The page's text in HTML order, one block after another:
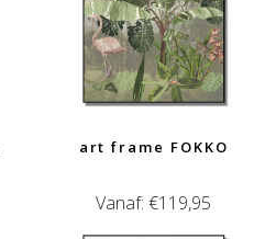
art frame FOKKO
Vanaf:€119,95